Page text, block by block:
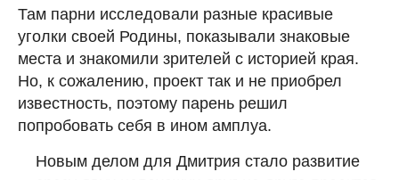
Там парни исследовали разные красивые
уголки своей Родины, показывали знаковые
места и знакомили зрителей с историей края.
Но, к сожалению, проект так и не приобрел
известность, поэтому парень решил
попробовать себя в ином амплуа.
Новым делом для Дмитрия стало развитие